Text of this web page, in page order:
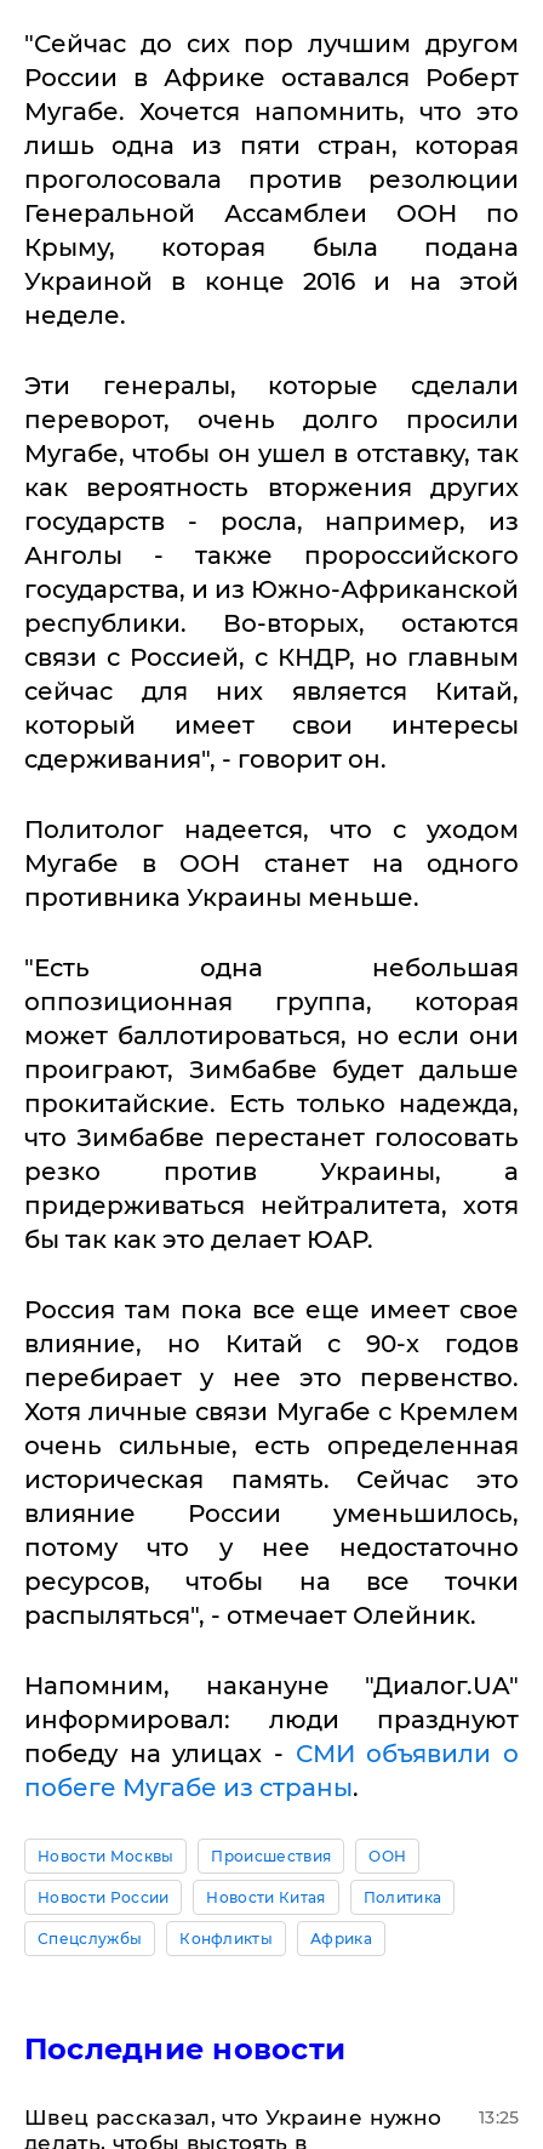
"Сейчас до сих пор лучшим другом
России в Африке оставался Роберт
Мугабе. Хочется напомнить, что это
лишь одна из пяти стран, которая
проголосовала против резолюции
Генеральной Ассамблеи ООН по
Крыму, которая была подана
Украиной в конце 2016 и на этой
неделе.
Эти генералы, которые сделали
переворот, очень долго просили
Мугабе, чтобы он ушел в отставку, так
как вероятность вторжения других
государств - росла, например, из
Анголы - также пророссийского
государства, и из Южно-Африканской
республики. Во-вторых, остаются
связи с Россией, с КНДР, но главным
сейчас для них является Китай,
который имеет свои интересы
сдерживания", - говорит он.
Политолог надеется, что с уходом
Мугабе в ООН станет на одного
противника Украины меньше.
"Есть одна небольшая
оппозиционная группа, которая
может баллотироваться, но если они
проиграют, Зимбабве будет дальше
прокитайские. Есть только надежда,
что Зимбабве перестанет голосовать
резко против Украины, а
придерживаться нейтралитета, хотя
бы так как это делает ЮАР.
Россия там пока все еще имеет свое
влияние, но Китай с 90-х годов
перебирает у нее это первенство.
Хотя личные связи Мугабе с Кремлем
очень сильные, есть определенная
историческая память. Сейчас это
влияние России уменьшилось,
потому что у нее недостаточно
ресурсов, чтобы на все точки
распыляться", - отмечает Олейник.
Напомним, накануне "Диалог.UA"
информировал: люди празднуют
победу на улицах - СМИ объявили о
побеге Мугабе из страны.
Новости Москвы Происшествия ООН
Новости России Новости Китая Политика
Спецслужбы Конфликты Африка
Последние новости
Швец рассказал, что Украине нужно
делать, чтобы выстоять в
13:25